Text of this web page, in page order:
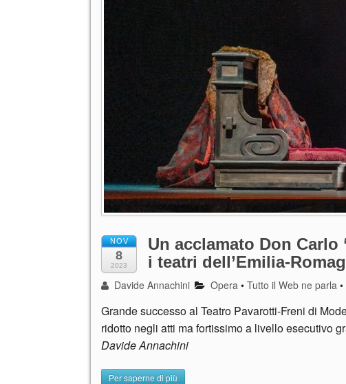
NOV
8
2023
Un acclamato Don Carlo
i teatri dell’Emilia-
Davide Annachini Opera •Tutto il Web ne parla •
Grande successo al Teatro Pavarotti-Freni di
ridotto negli atti ma fortissimo a livello esecutivo
Davide Annachini
Per saperne di più